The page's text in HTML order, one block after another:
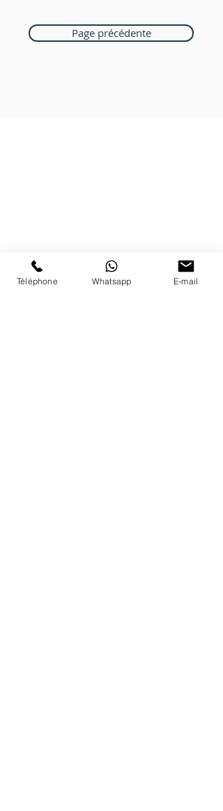
Page précédente
du lundi au vendredi de 9h à 18h
PAIEMENTS ACCEPTÉS
Téléphone Whatsapp E-mail